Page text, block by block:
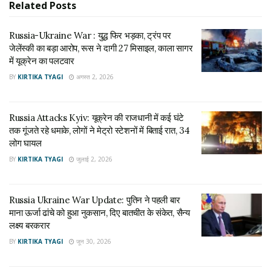
तेल ठिकानों पर यूक्रेन के हमले
हाल के दिनों में यूक्रेन ने रूस के कई महत्वपूर्ण तेल ठिकानों को निशाना
जाता है। इसके अलावा वोल्गोग्राद क्षेत्र और क्रीमिया के कुछ ईंधन भंडारण
केंद्रों पर भी हमले किए गए। रूसी अधिकारियों ने कुछ स्थानों पर आग लगने
की पुष्टि की है, हालांकि नुकसान की पूरी जानकारी सार्वजनिक नहीं की गई
घरेलू जरूरतों पर रहेगा फोकस
रूस अब अपनी रिफाइनरियों में तेल प्रोसेसिंग बढ़ाने की योजना बना रहा है।
रिपोर्ट्स के मुताबिक, इस महीने तेल प्रसंस्करण क्षमता में 2.5 लाख से 4
Related Posts
Russia-Ukraine War : युद्ध फिर भड़का, ट्रंप पर
जेलेंस्की का बड़ा आरोप, रूस ने दागी 27 मिसाइल, काला सागर
में यूक्रेन का पलटवार
BY KIRTIKA TYAGI अगस्त 2, 2026
Russia Attacks Kyiv: यूक्रेन की राजधानी में कई घंटे
तक गूंजते रहे धमाके, लोगों ने मेट्रो स्टेशनों में बिताई रात, 34
लोग घायल
BY KIRTIKA TYAGI जुलाई 2, 2026
Russia Ukraine War Update: पुतिन ने पहली बार
माना ऊर्जा ढांचे को हुआ नुकसान, दिए बातचीत के संकेत, सैन्य
लक्ष्य बरकरार
BY KIRTIKA TYAGI जून 30, 2026